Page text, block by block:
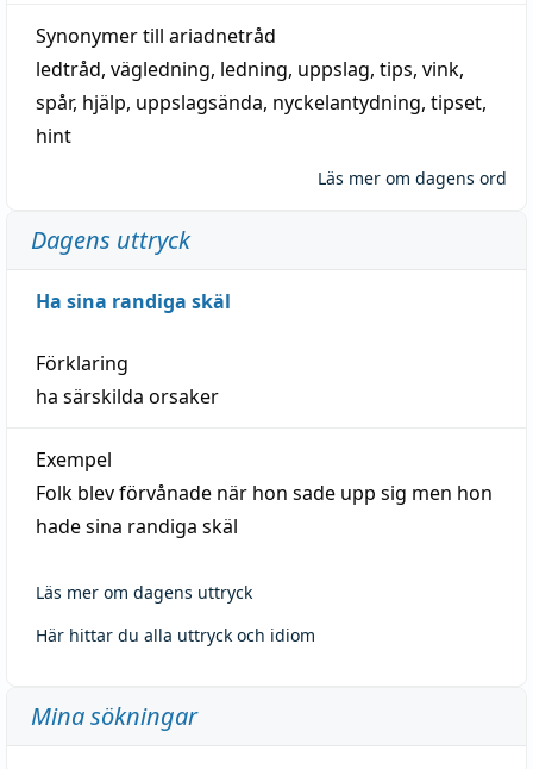
Synonymer till ariadnetråd
ledtråd, vägledning, ledning, uppslag, tips, vink,
spår, hjälp, uppslagsända, nyckelantydning, tipset,
hint
Läs mer om dagens ord
Dagens uttryck
Ha sina randiga skäl
Förklaring
ha särskilda orsaker
Exempel
Folk blev förvånade när hon sade upp sig men hon
hade sina randiga skäl
Läs mer om dagens uttryck
Här hittar du alla uttryck och idiom
Mina sökningar